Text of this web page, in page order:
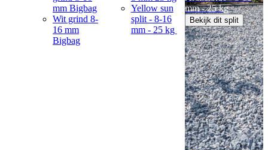
mm Bigbag
Wit grind 8-
16 mm
Bigbag
Yellow sun
split - 8-16
mm - 25 kg
mm - 25 kg
Bekijk dit split